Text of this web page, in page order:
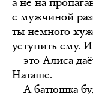
с мужчиной
ты немного
уступить ему. И
— это Алиса
Наташе.
— А батюшка